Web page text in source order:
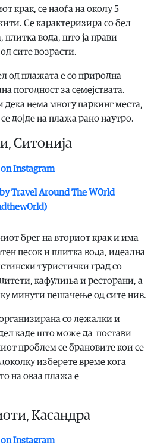
крак, се наоѓа на околу 5
Се карактеризира со бел
плитка вода, што ја прави
сите возрасти.
од плажата е со природна
погодност за семејствата.
дека нема многу паркинг места,
дојде на плажа рано наутро.
Ситонија
Instagram
Travel Around The W0rld
брег на вториот крак и има
песок и плитка вода, идеална
туристички град со
кафулиња и ресторани, а
минути пешачење од сите нив.
со лежалки и
каде што може да постави
проблем се брановите кои се
изберете време кога
на оваа плажа е
Касандра
Instagram